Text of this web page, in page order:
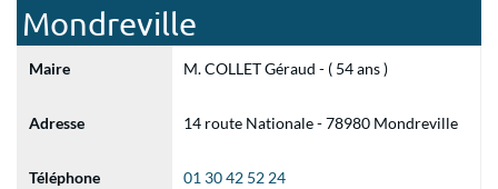
Mondreville
Maire M. COLLET Géraud - ( 54 ans )
Adresse 14 route Nationale - 78980 Mondreville
Téléphone 01 30 42 52 24